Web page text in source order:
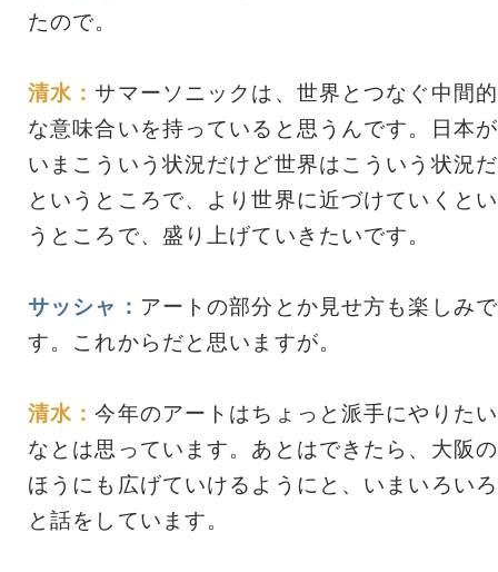
たので。
清水：サマーソニックは、世界とつなぐ中間的
な意味合いを持っていると思うんです。日本が
いまこういう状況だけど世界はこういう状況だ
というところで、より世界に近づけていくとい
うところで、盛り上げていきたいです。
サッシャ： アートの部分とか見せ方も楽しみで
す。これからだと思いますが。
清水：今年のアートはちょっと派手にやりたい
なとは思っています。あとはできたら、大阪の
ほうにも広げていけるようにと、いまいろいろ
と話をしています。